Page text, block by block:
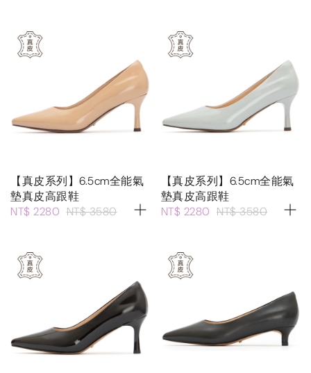
【真皮系列】6.5cm全能氣
墊真皮高跟鞋
NT$ 2280 NT$ 3580
【真皮系列】6.5cm全能氣
墊真皮高跟鞋
NT$ 2280 NT$ 3580